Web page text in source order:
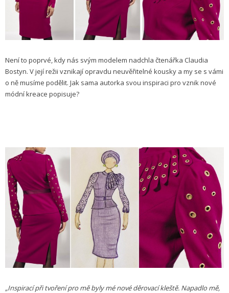
Není to poprvé, kdy nás svým modelem nadchla čtenářka Claudia
Bostyn. V její režii vznikají opravdu neuvěřitelné kousky a my se s vámi
o ně musíme podělit. Jak sama autorka svou inspiraci pro vznik nové
módní kreace popisuje?
„Inspirací při tvoření pro mě byly mé nové děrovací kleště. Napadlo mě,